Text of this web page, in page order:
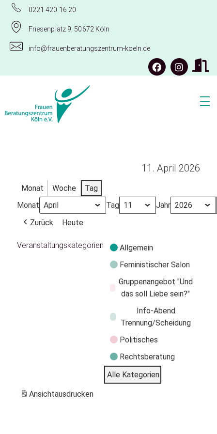
0221 420 16 20
Friesenplatz 9, 50672 Köln
info@frauenberatungszentrum-koeln.de
11. April 2026
Monat Woche
Tag
Monat
Tag
Jahr
Zurück
Heute
Veranstaltungskategorien
Allgemein
Feministischer Salon
Gruppenangebot "Und
das soll Liebe sein?"
Info-Abend
Trennung/Scheidung
Politisches
Rechtsberatung
Alle Kategorien
Ansichtausdrucken